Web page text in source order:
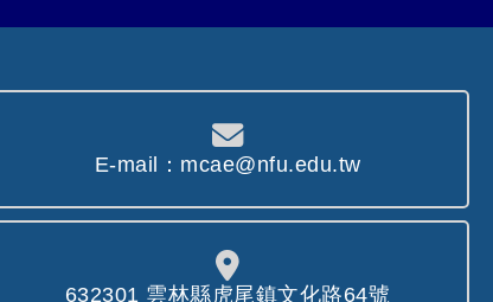
E-mail：mcae@nfu.edu.tw
632301 雲林縣虎尾鎮文化路64號